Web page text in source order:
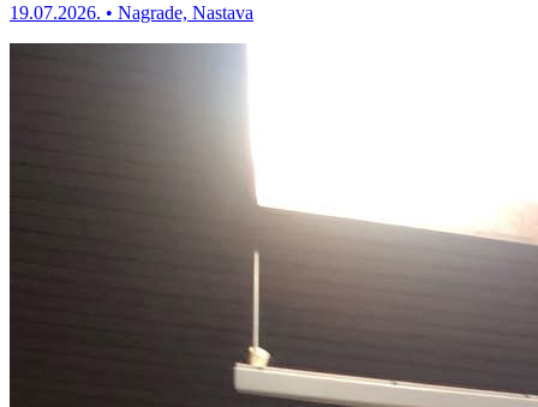
19.07.2026. • Nagrade, Nastava